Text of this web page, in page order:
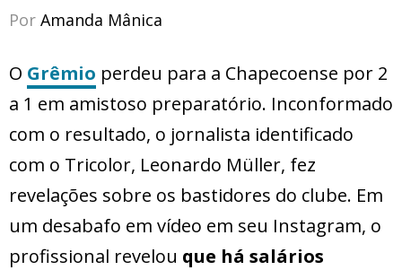
Por Amanda Mânica
O Grêmio perdeu para a Chapecoense por 2
a 1 em amistoso preparatório. Inconformado
com o resultado, o jornalista identificado
com o Tricolor, Leonardo Müller, fez
revelações sobre os bastidores do clube. Em
um desabafo em vídeo em seu Instagram, o
profissional revelou que há salários